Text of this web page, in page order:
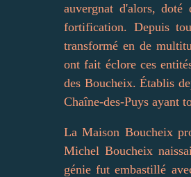
auvergnat d'alors,
fortification. Depuis
transformé en de
ont fait éclore ces
des Boucheix. Établis
Chaîne-des-Puys ayant
La Maison Boucheix
Michel Boucheix
génie fut embastillé